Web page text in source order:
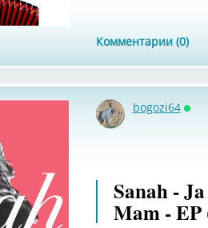
Комментарии (0)
bogozi64
Sanah -
Mam - EP